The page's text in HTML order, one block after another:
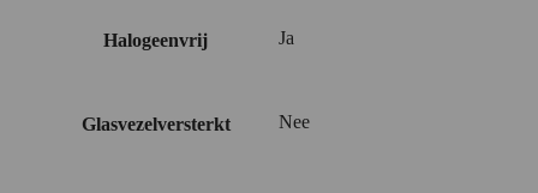
Halogeenvrij Ja
Glasvezelversterkt Nee